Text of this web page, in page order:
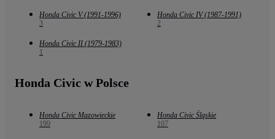
Honda Civic V (1991-1996)
3
Honda Civic IV (1987-1991)
2
Honda Civic II (1979-1983)
1
Honda Civic w Polsce
Honda Civic Mazowieckie
199
Honda Civic Śląskie
107